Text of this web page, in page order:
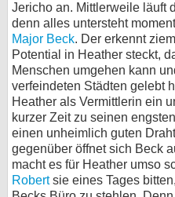
Jericho an. Mittlerweile läuft
denn alles untersteht
Major Beck. Der erkennt
Potential in Heather steckt,
Menschen umgehen kann
verfeindeten Städten gelebt
Heather als Vermittlerin ein
kurzer Zeit zu seinen
einen unheimlich guten
gegenüber öffnet sich Beck
macht es für Heather umso
Robertsie eines Tages